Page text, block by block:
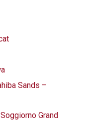
Sands –
Grand